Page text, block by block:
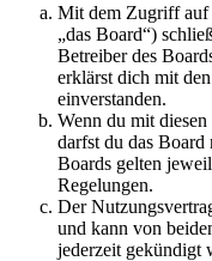
Mit dem Zugriff auf
„das Board“)
Betreiber des
erklärst dich mit
einverstanden.
Wenn du mit
darfst du das
Boards gelten
Regelungen.
Der
und kann von
jederzeit gekündigt